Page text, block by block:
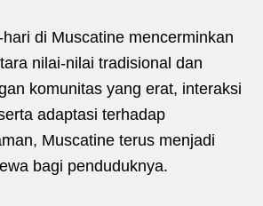
di Muscatine mencerminkan
nilai-nilai tradisional dan
komunitas yang erat, interaksi
adaptasi terhadap
Muscatine terus menjadi
bagi penduduknya.